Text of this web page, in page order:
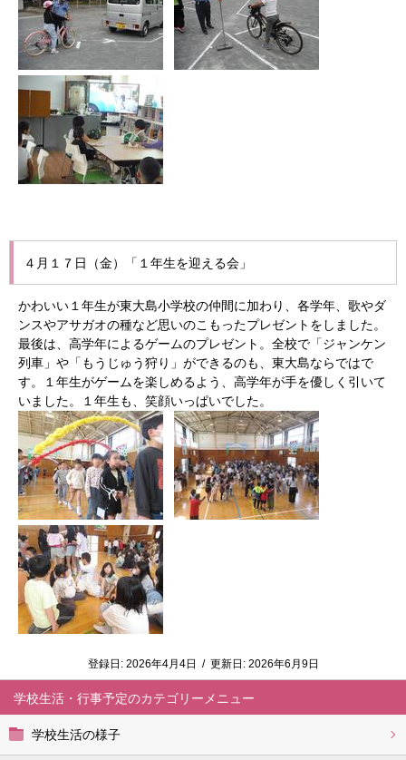
学校生活・行事予定
学校生活の様子
４月１７日（金）「１年生を迎える会」
かわいい１年生が東大島小学校の仲間に加わり、各学年、歌やダ
ンスやアサガオの種など思いのこもったプレゼントをしました。
最後は、高学年によるゲームのプレゼント。全校で「ジャンケン
列車」や「もうじゅう狩り」ができるのも、東大島ならではで
す。１年生がゲームを楽しめるよう、高学年が手を優しく引いて
いました。１年生も、笑顔いっぱいでした。
登録日: 2026年4月4日 / 更新日: 2026年6月9日